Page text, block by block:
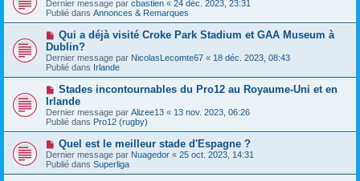
a
g
e
u
m
e
s
s
a
g
e
u
v
a
u
m
e
s
s
a
g
e
Dernier message par cbastien « 24 déc. 2023, 23:31
Publié dans Annonces & Remarques
N
u
v
e
a
u
m
e
s
a
g
e
Qui a déjà visité Croke Park Stadium et GAA Museum à
Dublin?
Dernier message par NicolasLecomte67 « 18 déc. 2023, 08:43
Publié dans Irlande
N
o
u
v
e
a
u
m
e
s
Stades incontournables du Pro12 au Royaume-Uni et en
Irlande
Dernier message par Alizee13 « 13 nov. 2023, 06:26
Publié dans Pro12 (rugby)
N
o
u
v
Quel est le meilleur stade d'Espagne ?
Dernier message par Nuagedor « 25 oct. 2023, 14:31
Publié dans Superliga